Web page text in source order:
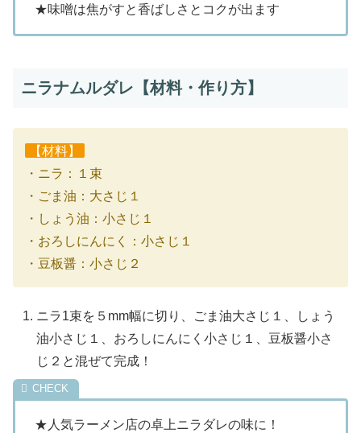
★味噌は焦がすと香ばしさとコクが出ます
ニラナムルダレ【材料・作り方】
【材料】
・ニラ：１束
・ごま油：大さじ１
・しょう油：小さじ１
・おろしにんにく：小さじ１
・豆板醤：小さじ２
ニラ1束を５mm幅に切り、ごま油大さじ１、しょう
油小さじ１、おろしにんにく小さじ１、豆板醤小さ
じ２と混ぜて完成！
★人気ラーメン店の卓上ニラダレの味に！